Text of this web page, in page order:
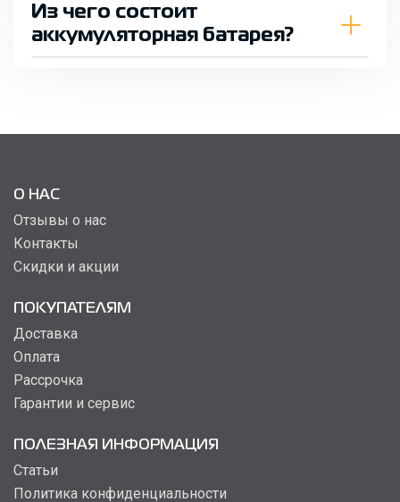
Из чего состоит
аккумуляторная батарея?
О НАС
Отзывы о нас
Контакты
Скидки и акции
ПОКУПАТЕЛЯМ
Доставка
Оплата
Рассрочка
Гарантии и сервис
ПОЛЕЗНАЯ ИНФОРМАЦИЯ
Статьи
Политика конфиденциальности